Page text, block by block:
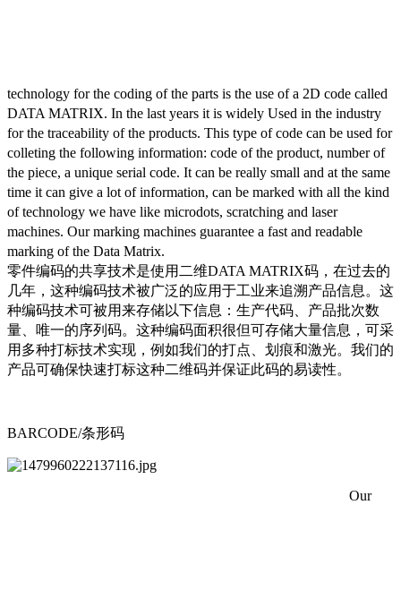
technology for the coding of the parts is the use of a 2D code called
DATA MATRIX. In the last years it is widely Used in the industry
for the traceability of the products. This type of code can be used for
colleting the following information: code of the product, number of
the piece, a unique serial code. It can be really small and at the same
time it can give a lot of information, can be marked with all the kind
of technology we have like microdots, scratching and laser
machines. Our marking machines guarantee a fast and readable
marking of the Data Matrix.
零件编码的共享技术是使用二维DATA MATRIX码，在过去的
几年，这种编码技术被广泛的应用于工业来追溯产品信息。这
种编码技术可被用来存储以下信息： 生产代码、产品批次数
量、唯一的序列码。这种编码面积很但可存储大量信息，可采
用多种打标技术实现，例如我们的打点、划痕和激光。我们的
产品可确保快速打标这种二维码并保证此码的易读性。
BARCODE/条形码
Our